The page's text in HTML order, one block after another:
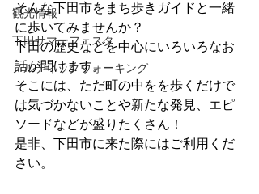
観光情報
下田サマーフェスタ
ノルディックウォーキング
そんな下田市をまち歩きガイドと一緒
に歩いてみませんか？
下田の歴史などを中心にいろいろなお
話が聞けます。
そこには、ただ町の中をを歩くだけで
は気づかないことや新たな発見、エピ
ソードなどが盛りたくさん！
是非、下田市に来た際にはご利用くだ
さい。